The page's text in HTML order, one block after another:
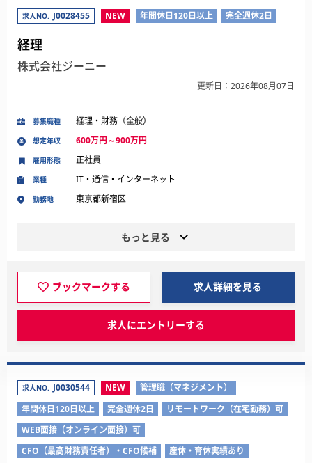
求人NO. J0028455 NEW 年間休日120日以上 完全週休2日
経理
株式会社ジーニー
更新日：2026年08月07日
募集職種 経理・財務（全般）
想定年収 600万円～900万円
業種 IT・通信・インターネット
勤務地 東京都新宿区
雇用形態 正社員
もっと見る
ブックマークする 求人詳細を見る
求人にエントリーする
求人NO. J0030544 NEW
管理職（マネジメント）
年間休日120日以上
完全週休2日
リモートワーク（在宅勤務）可
WEB面接（オンライン面接）可
CFO（最高財務責任者）・CFO候補
産休・育休実績あり